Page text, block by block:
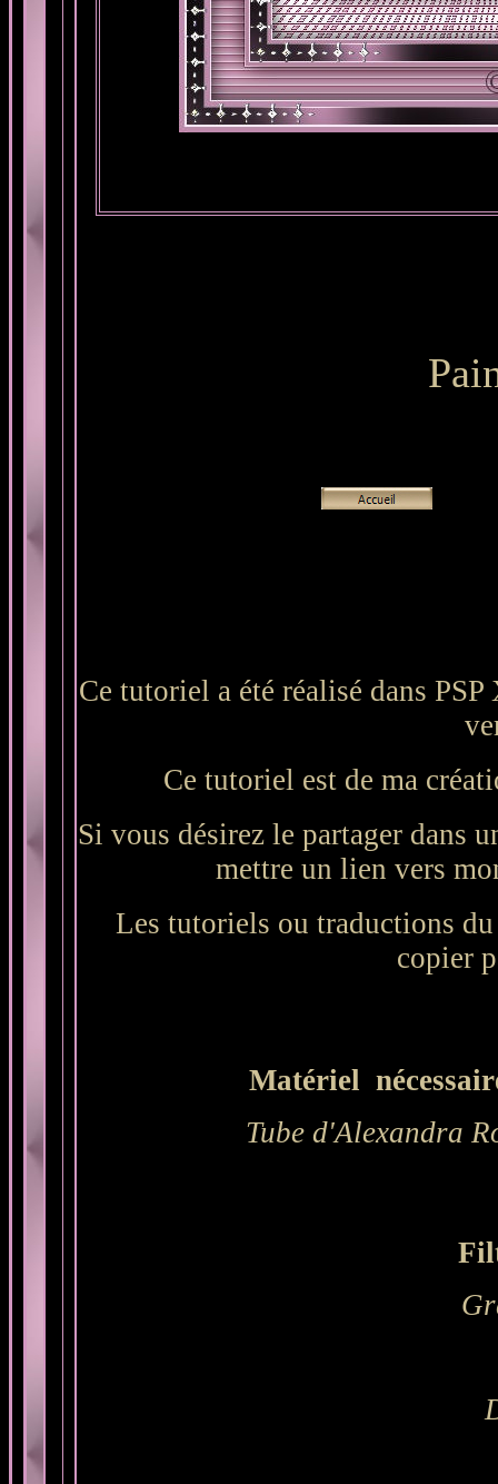
Ce tutoriel a été réalisé dans
Ce tutoriel est de ma
Si vous désirez le partager dans
mettre un lien vers
Les tutoriels ou traductions
copier
Matériel
Tube d'Alexandra